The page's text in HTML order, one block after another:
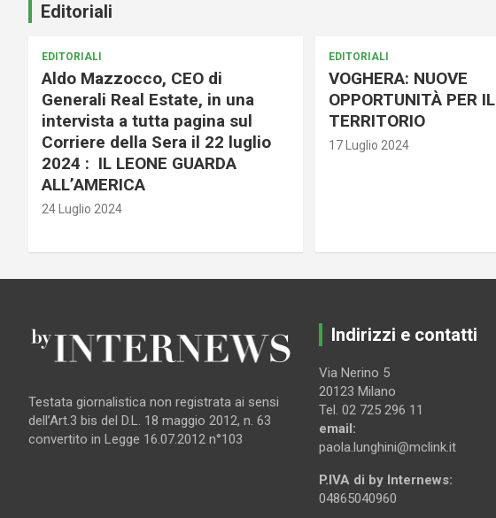
Editoriali
EDITORIALI
Aldo Mazzocco, CEO di
Generali Real Estate, in una
intervista a tutta pagina sul
Corriere della Sera il 22 luglio
2024 : IL LEONE GUARDA
ALL’AMERICA
24 Luglio 2024
EDITORIALI
VOGHERA: NUOVE
OPPORTUNITÀ PER IL
TERRITORIO
17 Luglio 2024
Testata giornalistica non registrata ai sensi
dell’Art.3 bis del D.L. 18 maggio 2012, n. 63
convertito in Legge 16.07.2012 n°103
Indirizzi e contatti
Via Nerino 5
20123 Milano
Tel. 02 725 296 11
email:
paola.lunghini@mclink.it
P.IVA di by Internews:
04865040960